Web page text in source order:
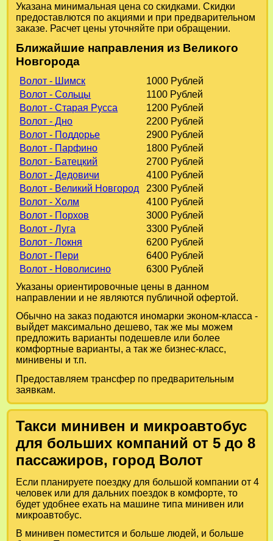
Указана минимальная цена со скидками. Скидки
предоставлются по акциями и при предварительном
заказе. Расчет цены уточняйте при обращении.
Ближайшие направления из Великого
Новгорода
Волот - Шимск
1000 Рублей
Волот - Сольцы
1100 Рублей
Волот - Старая Русса
1200 Рублей
Волот - Дно
2200 Рублей
Волот - Поддорье
2900 Рублей
Волот - Парфино
1800 Рублей
Волот - Батецкий
2700 Рублей
Волот - Дедовичи
4100 Рублей
Волот - Великий Новгород
2300 Рублей
Волот - Холм
4100 Рублей
Волот - Порхов
3000 Рублей
Волот - Луга
3300 Рублей
Волот - Локня
6200 Рублей
Волот - Пери
6400 Рублей
Волот - Новолисино
6300 Рублей
Указаны ориентировочные цены в данном
направлении и не являются публичной офертой.
Обычно на заказ подаются иномарки эконом-класса -
выйдет максимально дешево, так же мы можем
предложить варианты подешевле или более
комфортные варианты, а так же бизнес-класс,
минивены и т.п.
Предоставляем трансфер по предварительным
заявкам.
Такси минивен и микроавтобус
для больших компаний от 5 до 8
пассажиров, город Волот
Если планируете поездку для большой компании от 4
человек или для дальних поездок в комфорте, то
будет удобнее ехать на машине типа минивен или
микроавтобус.
В минивен поместится и больше людей, и больше